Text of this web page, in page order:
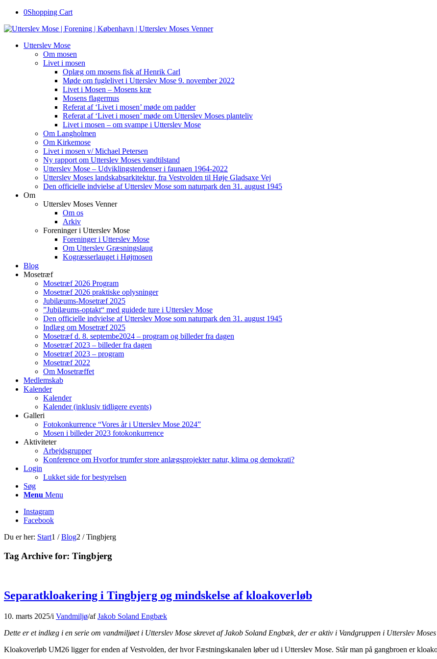
0Shopping Cart
Utterslev Mose
Om mosen
Livet i mosen
Oplæg om mosens fisk af Henrik Carl
Møde om fuglelivet i Utterslev Mose 9. november 2022
Livet i Mosen – Mosens kræ
Mosens flagermus
Referat af ‘Livet i mosen’ møde om padder
Referat af ‘Livet i mosen’ møde om Utterslev Moses planteliv
Livet i mosen – om svampe i Utterslev Mose
Om Langholmen
Om Kirkemose
Livet i mosen v/ Michael Petersen
Ny rapport om Utterslev Moses vandtilstand
Utterslev Mose – Udviklingstendenser i faunaen 1964-2022
Utterslev Moses landskabsarkitektur, fra Vestvolden til Høje Gladsaxe Vej
Den officielle indvielse af Utterslev Mose som naturpark den 31. august 1945
Om
Utterslev Moses Venner
Om os
Arkiv
Foreninger i Utterslev Mose
Foreninger i Utterslev Mose
Om Utterslev Græsningslaug
Kogræsserlauget i Højmosen
Blog
Mosetræf
Mosetræf 2026 Program
Mosetræf 2026 praktiske oplysninger
Jubilæums-Mosetræf 2025
”Jubilæums-optakt“ med guidede ture i Utterslev Mose
Den officielle indvielse af Utterslev Mose som naturpark den 31. august 1945
Indlæg om Mosetræf 2025
Mosetræf d. 8. septembe2024 – program og billeder fra dagen
Mosetræf 2023 – billeder fra dagen
Mosetræf 2023 – program
Mosetræf 2022
Om Mosetræffet
Medlemskab
Kalender
Kalender
Kalender (inklusiv tidligere events)
Galleri
Fotokonkurrence “Vores år i Utterslev Mose 2024”
Mosen i billeder 2023 fotokonkurrence
Aktiviteter
Arbejdsgrupper
Konference om Hvorfor trumfer store anlægsprojekter natur, klima og demokrati?
Login
Lukket side for bestyrelsen
Søg
Menu Menu
Instagram
Facebook
Du er her: Start1 / Blog2 / Tingbjerg
Tag Archive for: Tingbjerg
Separatkloakering i Tingbjerg og mindskelse af kloakoverløb
10. marts 2025/i Vandmiljø/afJakob Soland Engbæk
Dette er et indlæg i en serie om vandmiljøet i Utterslev Mose skrevet af Jakob Soland Engbæk, der er aktiv i Vandgruppen i Utterslev Moses
Kloakoverløb UM26 ligger for enden af Vestvolden, der hvor Fæstningskanalen løber ud i Utterslev Mose. Står man på gangbroen er